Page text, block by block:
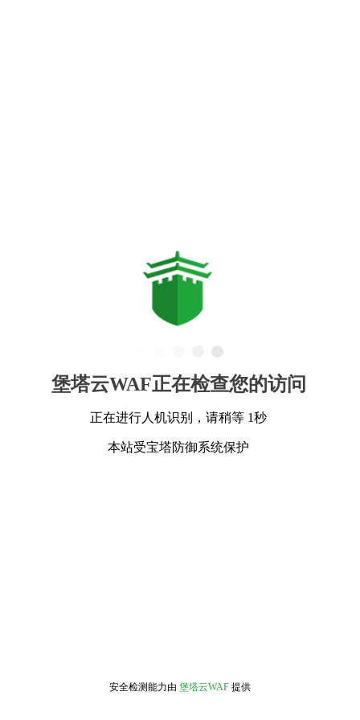
堡塔云WAF正在检查您的访问
正在进行人机识别，请稍等 1秒
本站受宝塔防御系统保护
安全检测能力由 堡塔云WAF 提供